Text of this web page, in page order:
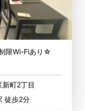
限Wi-Fiあり☆
新町2丁目
徒歩2分